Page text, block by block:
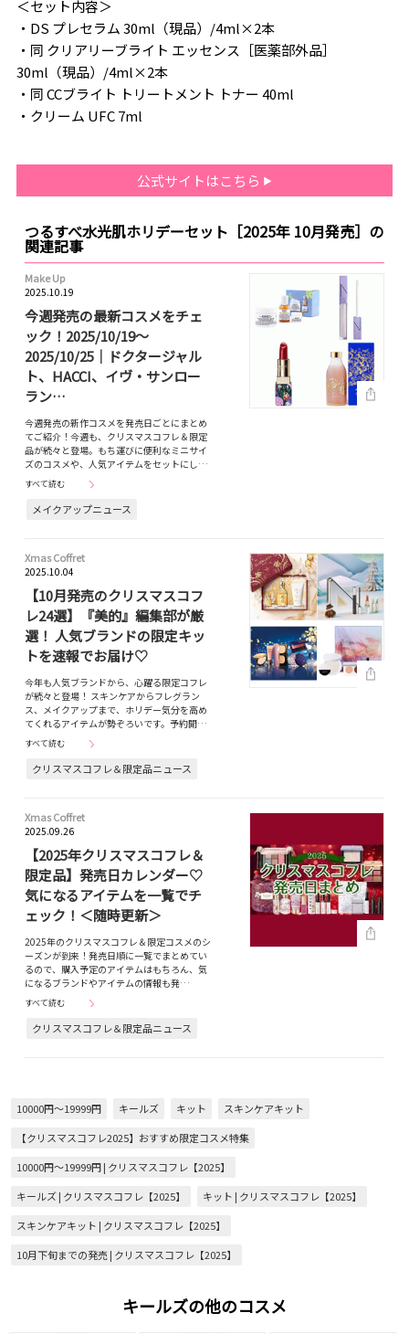
＜セット内容＞
・DS プレセラム 30ml（現品）/4ml×2本
・同 クリアリーブライト エッセンス［医薬部外品］
30ml（現品）/4ml×2本
・同 CCブライト トリートメント トナー 40ml
・クリーム UFC 7ml
公式サイトはこちら
つるすべ水光肌ホリデーセット［2025年 10月発売］の
関連記事
Make Up
2025.10.19
今週発売の最新コスメをチェ
ック！2025/10/19～
2025/10/25｜ドクタージャル
ト、HACCI、イヴ・サンロー
ラン…
今週発売の新作コスメを発売日ごとにまとめ
てご紹介！今週も、クリスマスコフレ＆限定
品が続々と登場。もち運びに便利なミニサイ
ズのコスメや、人気アイテムをセットにし…
すべて読む
メイクアップニュース
Xmas Coffret
2025.10.04
【10月発売のクリスマスコフ
レ24選】『美的』編集部が厳
選！ 人気ブランドの限定キッ
トを速報でお届け♡
今年も人気ブランドから、心躍る限定コフレ
が続々と登場！ スキンケアからフレグラン
ス、メイクアップまで、ホリデー気分を高め
てくれるアイテムが勢ぞろいです。予約開…
すべて読む
クリスマスコフレ＆限定品ニュース
Xmas Coffret
2025.09.26
【2025年クリスマスコフレ＆
限定品】発売日カレンダー♡
気になるアイテムを一覧でチ
ェック！＜随時更新＞
2025年のクリスマスコフレ＆限定コスメのシ
ーズンが到来！発売日順に一覧でまとめてい
るので、購入予定のアイテムはもちろん、気
になるブランドやアイテムの情報も発…
すべて読む
クリスマスコフレ＆限定品ニュース
10000円～19999円 キールズ キット
スキンケアキット
【クリスマスコフレ2025】おすすめ限定コスメ特集
10000円～19999円 | クリスマスコフレ【2025】
キールズ | クリスマスコフレ【2025】
キット | クリスマスコフレ【2025】
スキンケアキット | クリスマスコフレ【2025】
10月下旬までの発売 | クリスマスコフレ【2025】
キールズの他のコスメ